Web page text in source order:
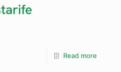
Read more